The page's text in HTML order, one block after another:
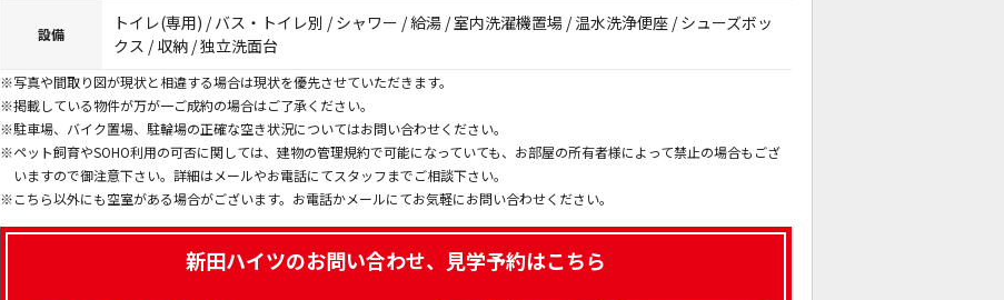
設備
トイレ(専用) / バス・トイレ別 / シャワー / 給湯 / 室内洗濯機置場 / 温水洗浄便座 / シューズボッ
クス / 収納 / 独立洗面台
※写真や間取り図が現状と相違する場合は現状を優先させていただきます。
※掲載している物件が万が一ご成約の場合はご了承ください。
※駐車場、バイク置場、駐輪場の正確な空き状況についてはお問い合わせください。
※ペット飼育やSOHO利用の可否に関しては、建物の管理規約で可能になっていても、お部屋の所有者様によって禁止の場合もござ
いますので御注意下さい。詳細はメールやお電話にてスタッフまでご相談下さい。
※こちら以外にも空室がある場合がございます。お電話かメールにてお気軽にお問い合わせください。
新田ハイツのお問い合わせ、見学予約はこちら